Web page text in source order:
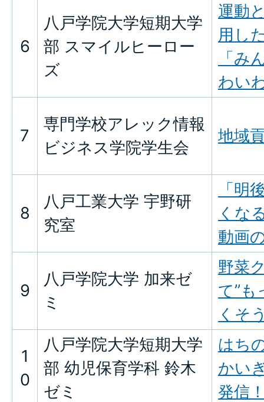
6
八戸学院大学短期大学
部 スマイルヒーロー
ズ
運動
用し
「み
わい
7
専門学校アレック情報
ビジネス学院学生会
地域
8
八戸工業大学 宇野研
究室
「明
くな
動画
9
八戸学院大学 加来ゼ
ミ
野菜
て”も
くそ
1
0
八戸学院大学短期大学
部 幼児保育学科 鈴木
ゼミ
はち
かい
発信